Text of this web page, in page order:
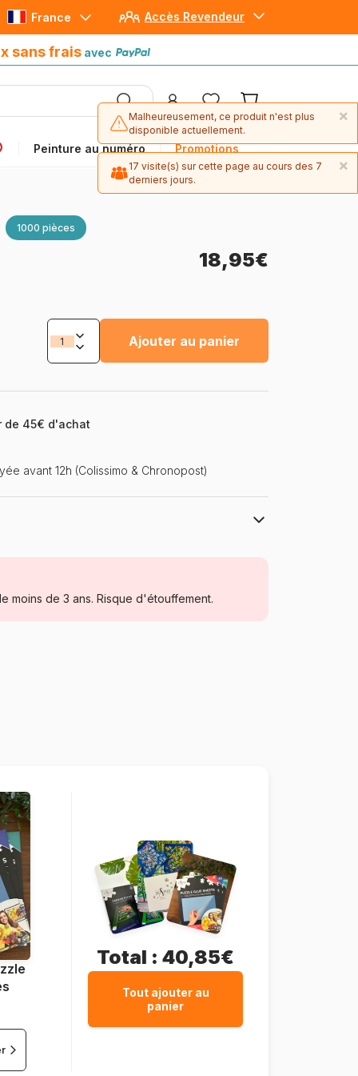
Accès Revendeur
France
sans frais avec
Peinture au numéro Promotions
avec Paypal
1000 pièces
18,95€
Ajouter au panier
de 45€ d'achat
avant 12h (Colissimo & Chronopost)
Puzzle pour Adultes (500 à 48.000
moins de 3 ans. Risque d'étouffement.
Total : 40,85€
Tout ajouter au
panier
×
Malheureusement, ce produit n'est plus
disponible actuellement.
×
17 visite(s) sur cette page au cours des 7
derniers jours.